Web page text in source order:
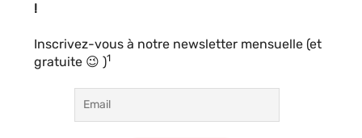
!
Inscrivez-vous à notre newsletter mensuelle (et
gratuite 😉 )1